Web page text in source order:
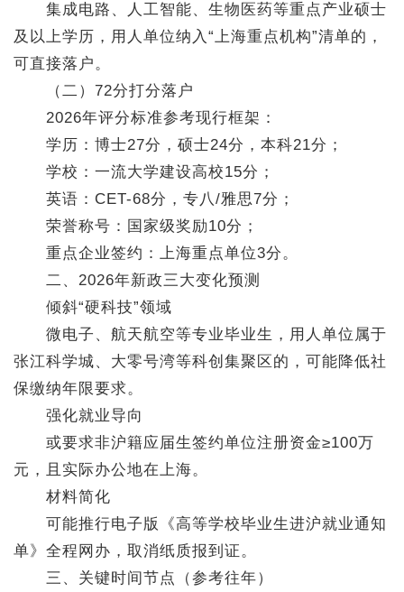
集成电路、人工智能、生物医药等重点产业硕士
及以上学历，用人单位纳入“上海重点机构”清单的，
可直接落户。
（二）72分打分落户
2026年评分标准参考现行框架：
学历：博士27分，硕士24分，本科21分；
学校：一流大学建设高校15分；
英语：CET-68分，专八/雅思7分；
荣誉称号：国家级奖励10分；
重点企业签约：上海重点单位3分。
二、2026年新政三大变化预测
倾斜“硬科技”领域
微电子、航天航空等专业毕业生，用人单位属于
张江科学城、大零号湾等科创集聚区的，可能降低社
保缴纳年限要求。
强化就业导向
或要求非沪籍应届生签约单位注册资金≥100万
元，且实际办公地在上海。
材料简化
可能推行电子版《高等学校毕业生进沪就业通知
单》全程网办，取消纸质报到证。
三、关键时间节点（参考往年）